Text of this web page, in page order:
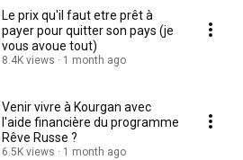
Le prix qu'il faut etre prêt à
payer pour quitter son pays (je
vous avoue tout)
8.4K views 1 month ago
Venir vivre à Kourgan avec
l'aide financière du programme
Rêve Russe ?
6.5K views 1 month ago